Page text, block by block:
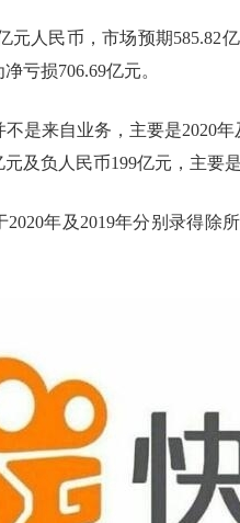
人民币，市场预期585.82
亏损706.69亿元。
来自业务，主要是2020年
及负人民币199亿元，主要
年及2019年分别录得除所